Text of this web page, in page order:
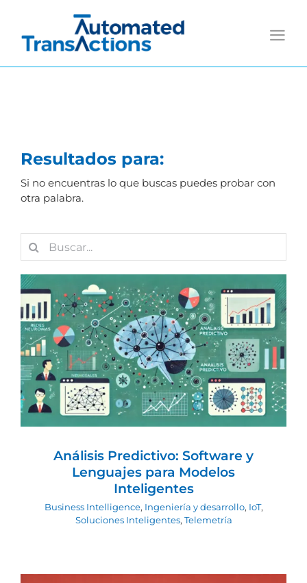
contenido
Resultados para:
Si no encuentras lo que buscas puedes probar con
otra palabra.
Buscar:
Análisis Predictivo: Software y
Lenguajes para Modelos Inteligentes
Business Intelligence Ingeniería y desarrollo IoT
Soluciones Inteligentes Telemetría
Análisis Predictivo: Software y
Lenguajes para Modelos
Inteligentes
Business Intelligence, Ingeniería y desarrollo, IoT,
Soluciones Inteligentes, Telemetría